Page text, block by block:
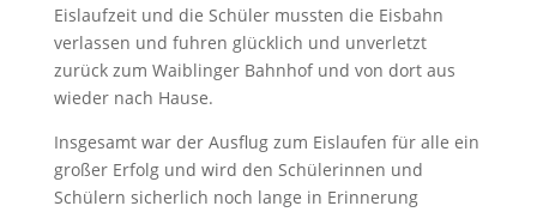
Eislaufzeit und die Schüler mussten die Eisbahn
verlassen und fuhren glücklich und unverletzt
zurück zum Waiblinger Bahnhof und von dort aus
wieder nach Hause.
Insgesamt war der Ausflug zum Eislaufen für alle ein
großer Erfolg und wird den Schülerinnen und
Schülern sicherlich noch lange in Erinnerung